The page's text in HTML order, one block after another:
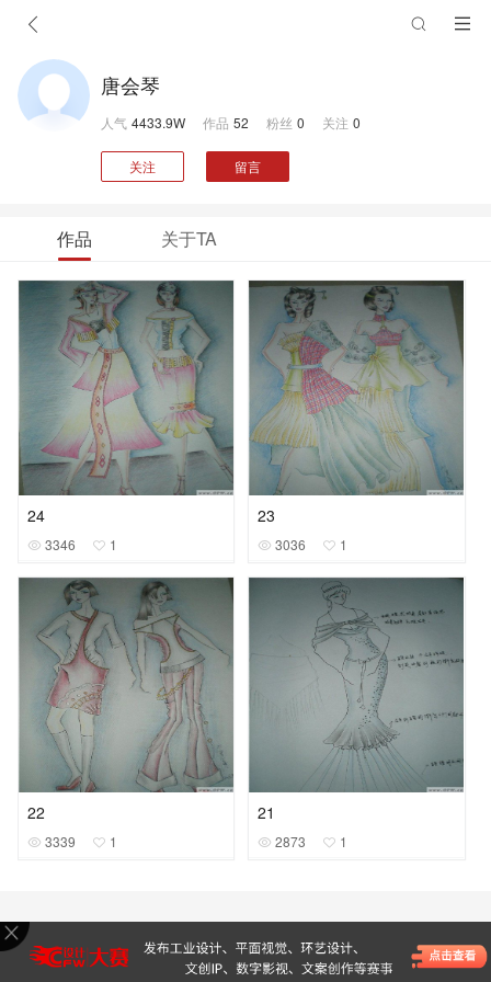
唐会琴
人气 4433.9W 作品 52 粉丝 0 关注 0
关注 留言
作品 关于TA
24
3346 1
23
3036 1
22
3339 1
21
2873 1